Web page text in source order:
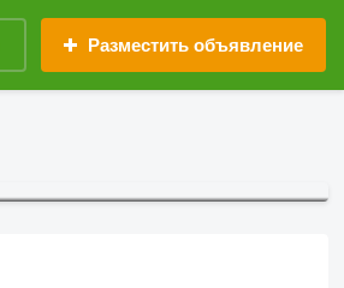
Разместить объявление